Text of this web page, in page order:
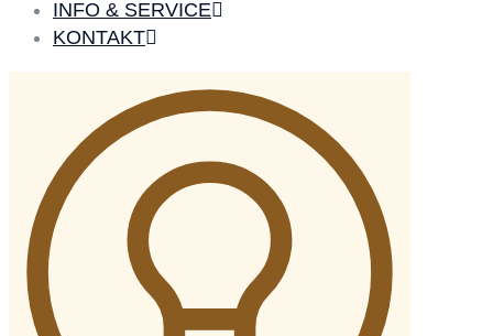
INFO & SERVICE
KONTAKT